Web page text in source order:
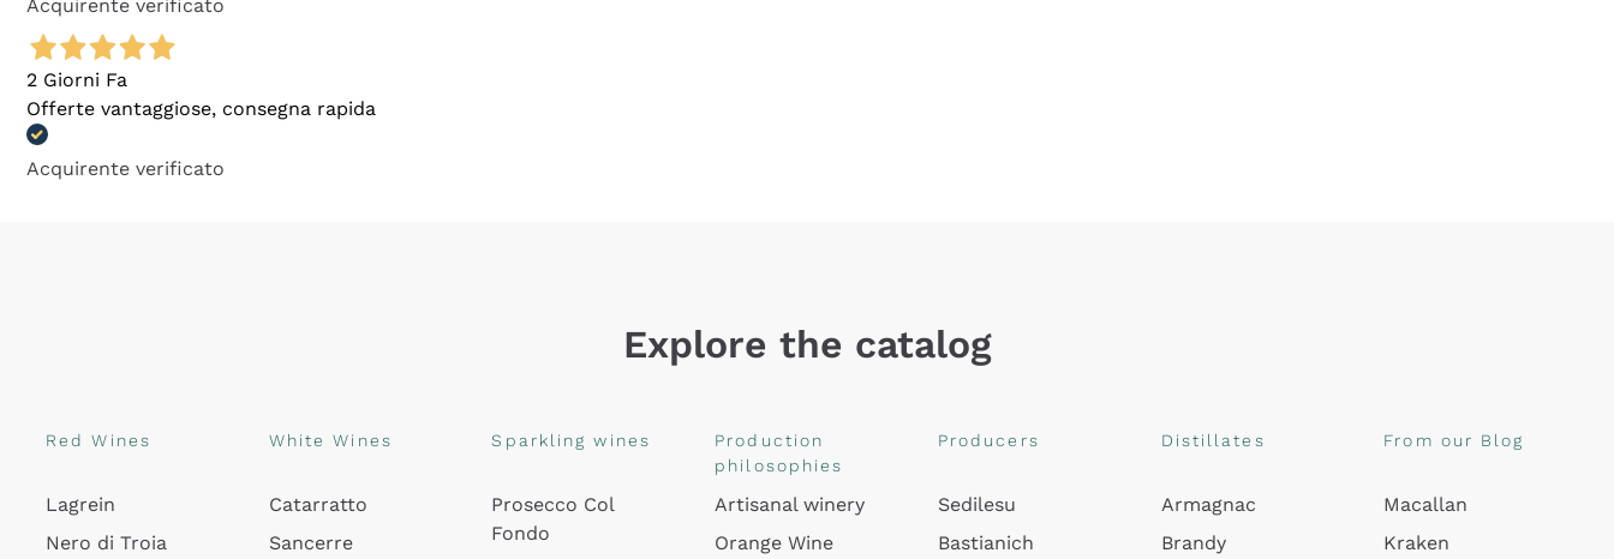
Acquirente verificato
2 Giorni Fa
Offerte vantaggiose, consegna rapida
Acquirente verificato
Explore the catalog
Red Wines
Lagrein
Nero di Troia
White Wines
Catarratto
Sancerre
Sparkling wines
Prosecco Col
Fondo
Production
philosophies
Artisanal winery
Orange Wine
Producers
Sedilesu
Bastianich
Distillates
Armagnac
Brandy
From our Blog
Macallan
Kraken